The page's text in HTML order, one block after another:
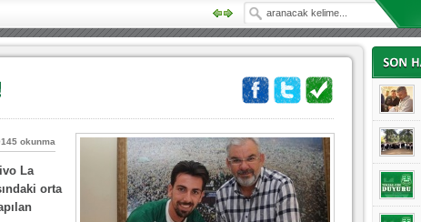
okunma
La
orta